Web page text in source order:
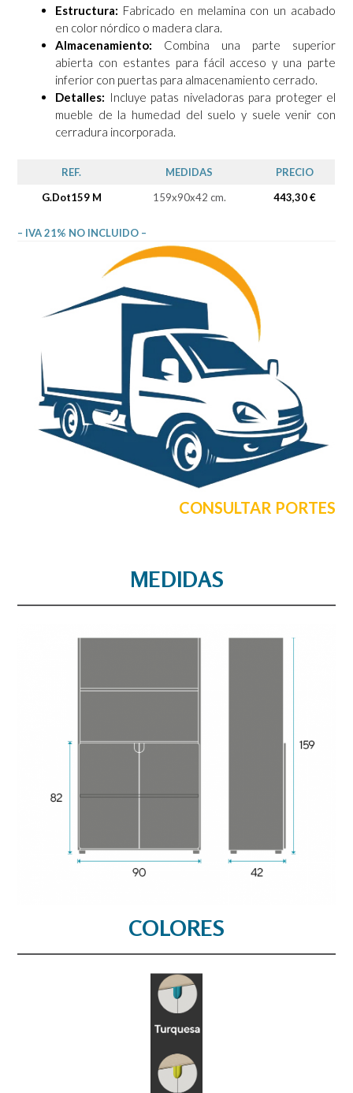
Estructura: Fabricado en melamina con un acabado
en color nórdico o madera clara.
Almacenamiento: Combina una parte superior
abierta con estantes para fácil acceso y una parte
inferior con puertas para almacenamiento cerrado.
Detalles: Incluye patas niveladoras para proteger el
mueble de la humedad del suelo y suele venir con
cerradura incorporada.
REF. MEDIDAS
PRECIO
G.Dot159 M
159x90x42 cm. 443,30 €
– IVA 21% NO INCLUIDO –
CONSULTAR PORTES
MEDIDAS
COLORES